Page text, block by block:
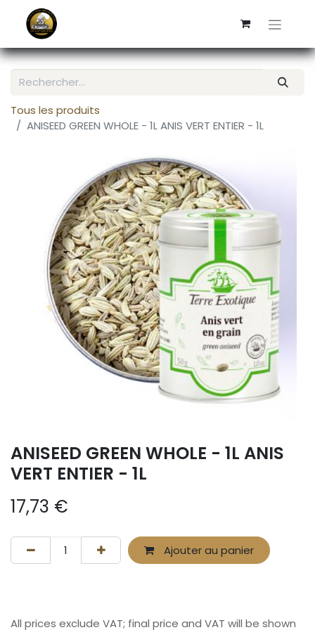
Tous les produits
ANISEED GREEN WHOLE - 1L ANIS VERT ENTIER - 1L
ANISEED GREEN WHOLE - 1L ANIS
VERT ENTIER - 1L
17,73 €
Ajouter au panier
All prices exclude VAT; final price and VAT will be shown